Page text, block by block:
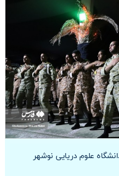
علوم دریایی نوشهر